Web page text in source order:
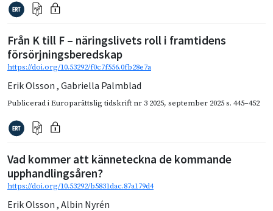
Från K till F – näringslivets roll i framtidens
försörjningsberedskap
https://doi.org/10.53292/f0c7f556.0fb28e7a
Erik Olsson , Gabriella Palmblad
Publicerad iEuroparättslig tidskrift nr 3 2025, september 2025s. 445–452
Vad kommer att känneteckna de kommande
upphandlingsåren?
https://doi.org/10.53292/b5831dac.87a179d4
Erik Olsson , Albin Nyrén